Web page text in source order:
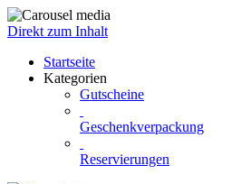
Direkt zum Inhalt
Startseite
Kategorien
Gutscheine
Geschenkverpackung
Reservierungen